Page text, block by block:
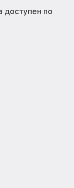
доступен по